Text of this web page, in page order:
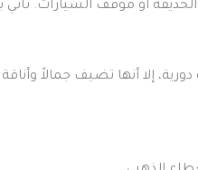
أو موقف السيارات. تأتي
إلا أنها تضيف جمالاً